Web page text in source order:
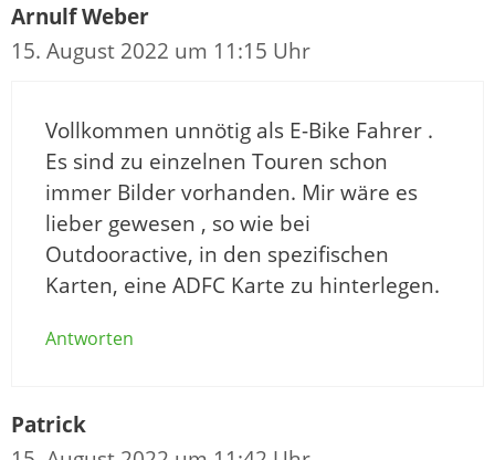
Arnulf Weber
15. August 2022 um 11:15 Uhr
Vollkommen unnötig als E-Bike Fahrer .
Es sind zu einzelnen Touren schon
immer Bilder vorhanden. Mir wäre es
lieber gewesen , so wie bei
Outdooractive, in den spezifischen
Karten, eine ADFC Karte zu hinterlegen.
Antworten
Patrick